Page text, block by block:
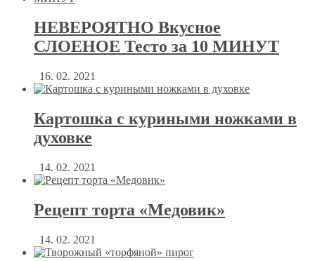
НЕВЕРОЯТНО Вкусное
СЛОЕНОЕ Тесто за 10 МИНУТ
16. 02. 2021
Картошка с куриными ножками в
духовке
14. 02. 2021
Рецепт торта «Медовик»
14. 02. 2021